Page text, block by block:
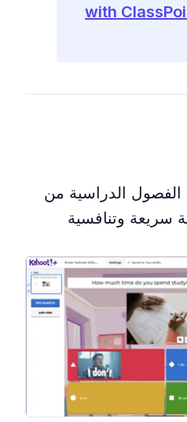
with
الدراسية من
سريعة وتنافسية